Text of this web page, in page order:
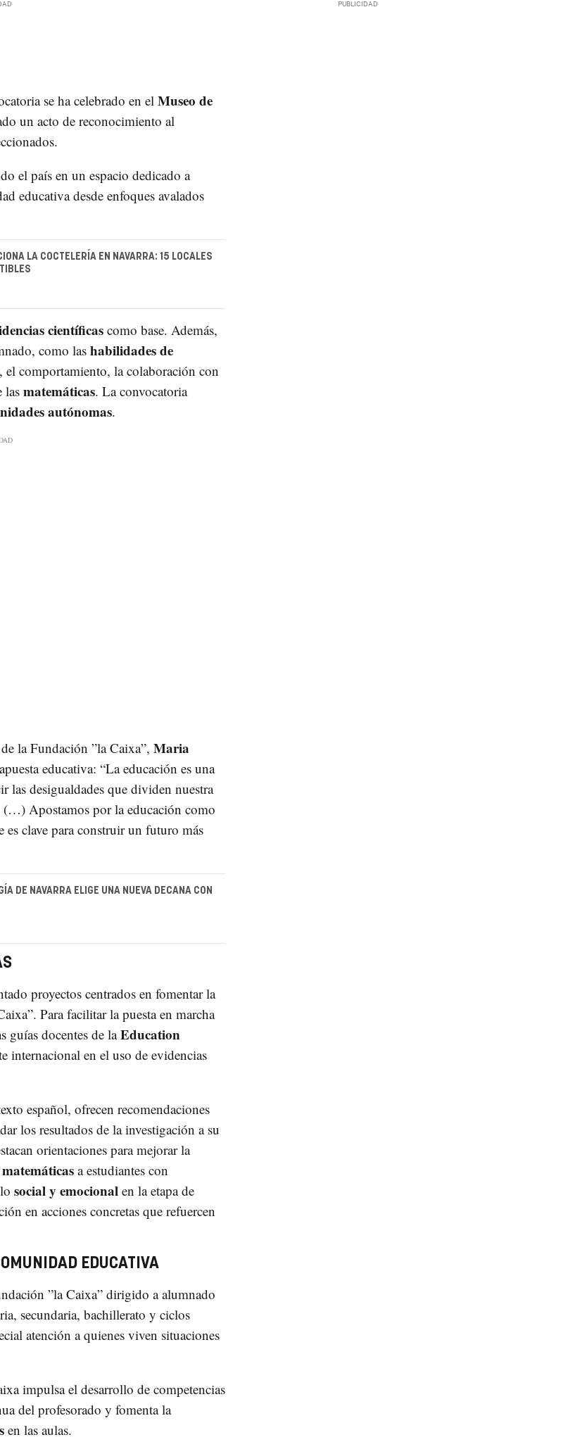
se ha celebrado en el Museo de
un acto de reconocimiento al
el país en un espacio dedicado a
educativa desde enfoques avalados
LA COCTELERÍA EN NAVARRA: 15 LOCALES
científicascomo base. Además,
como las habilidades de
comportamiento, la colaboración con
las matemáticas. La convocatoria
autónomas.
la Fundación ”la Caixa”, Maria
educativa: “La educación es una
las desigualdades que dividen nuestra
(…) Apostamos por la educación como
clave para construir un futuro más
DE NAVARRA ELIGE UNA NUEVA DECANA CON
proyectos centrados en fomentar la
Para facilitar la puesta en marcha
guías docentes de laEducation
internacional en el uso de evidencias
español, ofrecen recomendaciones
los resultados de la investigación a su
orientaciones para mejorar la
matemáticasa estudiantes con
social y emocional en la etapa de
en acciones concretas que refuercen
EDUCATIVA
”la Caixa” dirigido a alumnado
secundaria, bachillerato y ciclos
atención a quienes viven situaciones
impulsa el desarrollo de competencias
del profesorado y fomenta la
en las aulas.